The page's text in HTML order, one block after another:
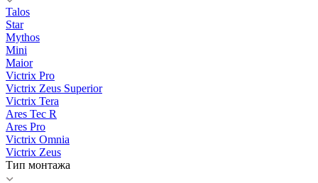
Talos
Star
Mythos
Mini
Maior
Victrix Pro
Victrix Zeus Superior
Victrix Tera
Ares Tec R
Ares Pro
Victrix Omnia
Victrix Zeus
Тип монтажа